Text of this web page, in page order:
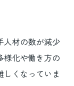
人材の数が減少
様化や働き方の
くなっていま